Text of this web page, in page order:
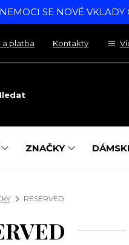
SE NOVÉ
a platba Kontakty
ZNAČKY
RESERVED